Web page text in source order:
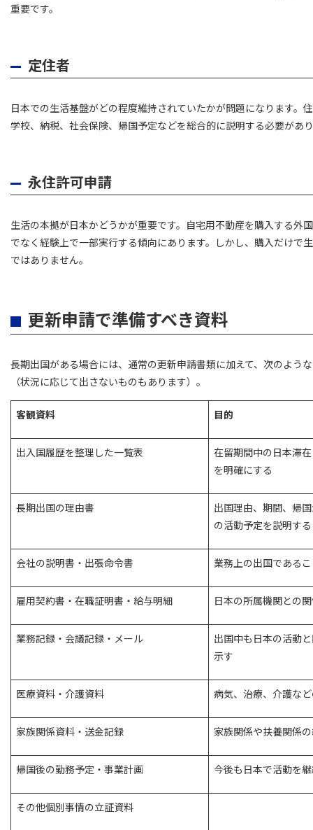
重要です。
定住者
日本での生活基盤がどの程度維持されていたかが問題になります。
学校、納税、社会保険、帰国予定などを総合的に説明する必要があ
永住許可申請
生活の本拠が日本かどうかが重要です。自宅用不動産を購入する外
でなく経験上で一部実行する傾向にあります。しかし、購入だけで
ではありません。
更新申請で準備すべき資料
長期出国がある場合には、通常の更新申請書類に加えて、次のよう
（状況に応じて出さないものもあります）。
客観資料 目的
出入国履歴を整理した一覧表
在留期間中の日本滞
を明確にする
長期出国の理由書
出国理由、期間、帰
の活動予定を説明する
会社の説明書・出張命令書 業務上の出国である
雇用契約書・在職証明書・給与明細 日本の所属機関との
業務記録・会議記録・メール
出国中も日本の活動
示す
医療資料・介護資料 病気、治療、介護な
家族関係資料・送金記録 家族関係や扶養関係
帰国後の勤務予定・事業計画 今後も日本で活動を
その他個別事情の立証資料